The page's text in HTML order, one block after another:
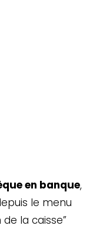
en banque,
le menu
de la caisse”